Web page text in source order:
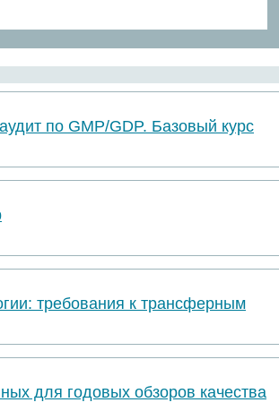
по GMP/GDP. Базовый курс
требования к трансферным
для годовых обзоров качества